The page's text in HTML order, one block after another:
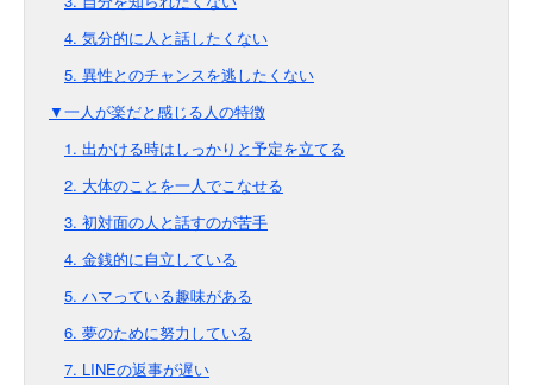
4. 気分的に人と話したくない
5. 異性とのチャンスを逃したくない
▼一人が楽だと感じる人の特徴
1. 出かける時はしっかりと予定を立てる
2. 大体のことを一人でこなせる
3. 初対面の人と話すのが苦手
4. 金銭的に自立している
5. ハマっている趣味がある
6. 夢のために努力している
7. LINEの返事が遅い